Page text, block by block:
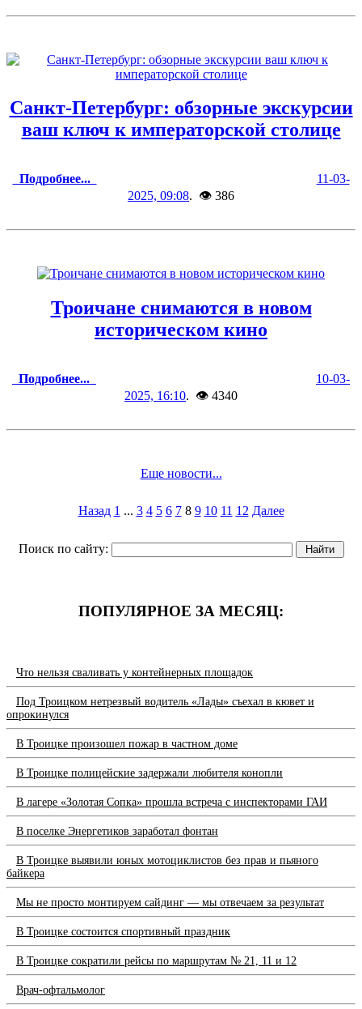
Санкт-Петербург: обзорные экскурсии
ваш ключ к императорской столице
Подробнее...
11-03-
2025, 09:08. 👁 386
Троичане снимаются в новом
историческом кино
Подробнее...
10-03-
2025, 16:10. 👁 4340
Еще новости...
Назад 1 ... 3 4 5 6 7 8 9 10 11 12 Далее
Поиск по сайту:
ПОПУЛЯРНОЕ ЗА МЕСЯЦ:
Что нельзя сваливать у контейнерных площадок
Под Троицком нетрезвый водитель «Лады» съехал в кювет и
опрокинулся
В Троицке произошел пожар в частном доме
В Троицке полицейские задержали любителя конопли
В лагере «Золотая Сопка» прошла встреча с инспекторами ГАИ
В поселке Энергетиков заработал фонтан
В Троицке выявили юных мотоциклистов без прав и пьяного
байкера
Мы не просто монтируем сайдинг — мы отвечаем за результат
В Троицке состоится спортивный праздник
В Троицке сократили рейсы по маршрутам № 21, 11 и 12
Врач-офтальмолог